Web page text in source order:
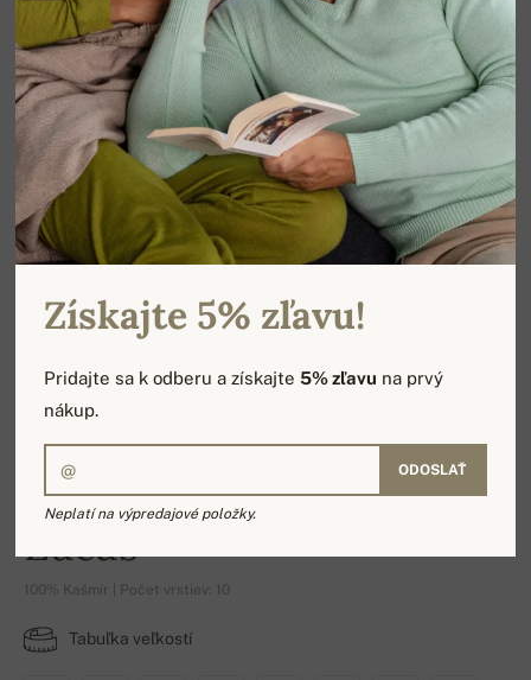
Lucas
100% Kašmír | Počet vrstiev: 10
Tabuľka veľkostí
Získajte 5% zľavu!
Pridajte sa k odberu a získajte5% zľavu na prvý
nákup.
ODOSLAŤ
Neplatí na výpredajové položky.